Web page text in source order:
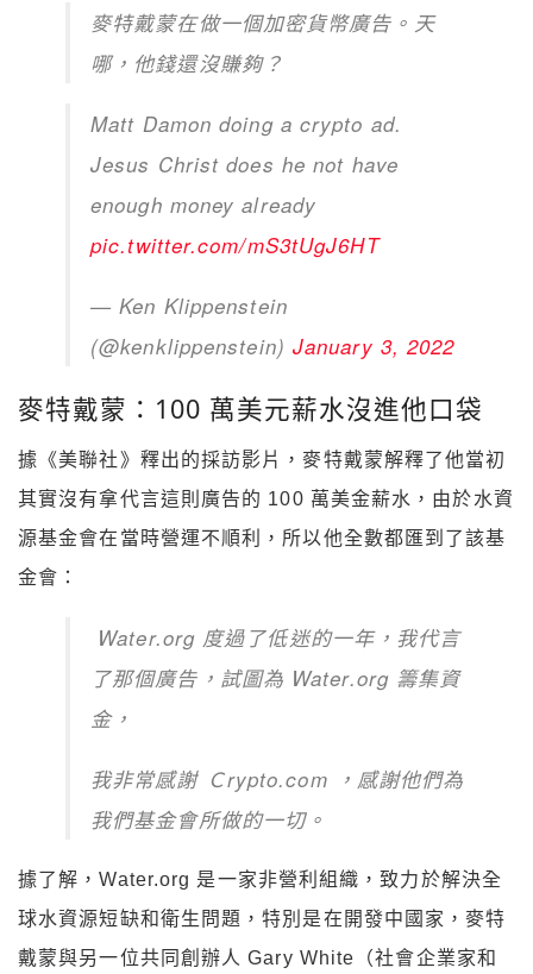
麥特戴蒙在做一個加密貨幣廣告。天
哪，他錢還沒賺夠？
Matt Damon doing a crypto ad.
Jesus Christ does he not have
enough money already
pic.twitter.com/mS3tUgJ6HT
— Ken Klippenstein
(@kenklippenstein) January 3, 2022
麥特戴蒙：100 萬美元薪水沒進他口袋
據《美聯社》釋出的採訪影片，麥特戴蒙解釋了他當初
其實沒有拿代言這則廣告的 100 萬美金薪水，由於水資
源基金會在當時營運不順利，所以他全數都匯到了該基
金會：
Water.org 度過了低迷的一年，我代言
了那個廣告，試圖為 Water.org 籌集資
金，
我非常感謝 Ｃrypto.com ，感謝他們為
我們基金會所做的一切。
據了解，Water.org 是一家非營利組織，致力於解決全
球水資源短缺和衛生問題，特別是在開發中國家，麥特
戴蒙與另一位共同創辦人 Gary White（社會企業家和